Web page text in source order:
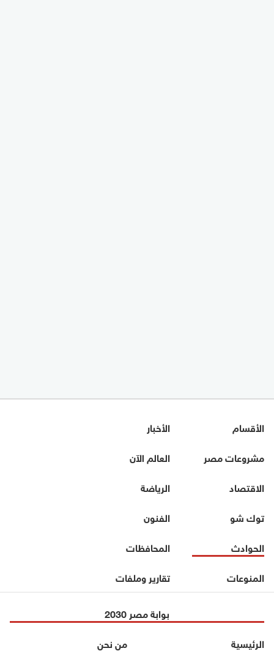
الأقسام
الأخبار
مشروعات مصر
العالم الآن
الاقتصاد
الرياضة
توك شو
الفنون
الحوادث
المحافظات
المنوعات
تقارير وملفات
بوابة مصر 2030
الرئيسية
من نحن